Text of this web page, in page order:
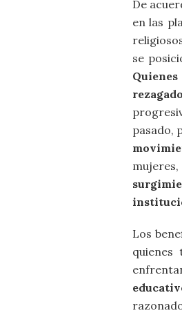
De
en las
se
pasado,
Los
quienes